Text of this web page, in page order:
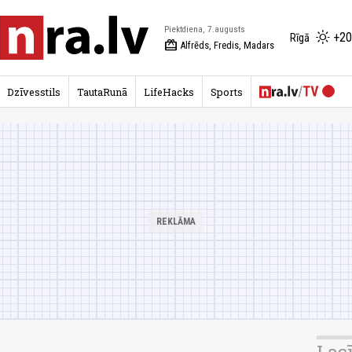
Piektdiena, 7.augusts
redeem Alfrēds, Fredis, Madars
Rīgā
Dzīvesstils TautaRunā LifeHacks Sports